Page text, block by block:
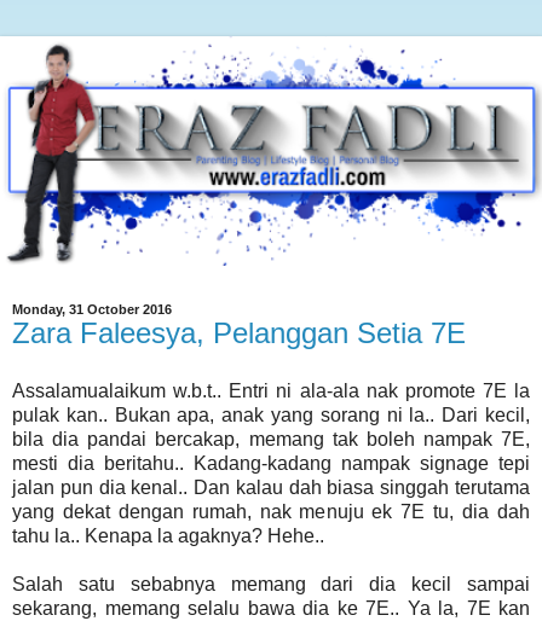
Monday, 31 October 2016
Zara Faleesya, Pelanggan Setia 7E
Assalamualaikum w.b.t.. Entri ni ala-ala nak promote 7E la
pulak kan.. Bukan apa, anak yang sorang ni la.. Dari kecil,
bila dia pandai bercakap, memang tak boleh nampak 7E,
mesti dia beritahu.. Kadang-kadang nampak signage tepi
jalan pun dia kenal.. Dan kalau dah biasa singgah terutama
yang dekat dengan rumah, nak menuju ek 7E tu, dia dah
tahu la.. Kenapa la agaknya? Hehe..
Salah satu sebabnya memang dari dia kecil sampai
sekarang, memang selalu bawa dia ke 7E.. Ya la, 7E kan